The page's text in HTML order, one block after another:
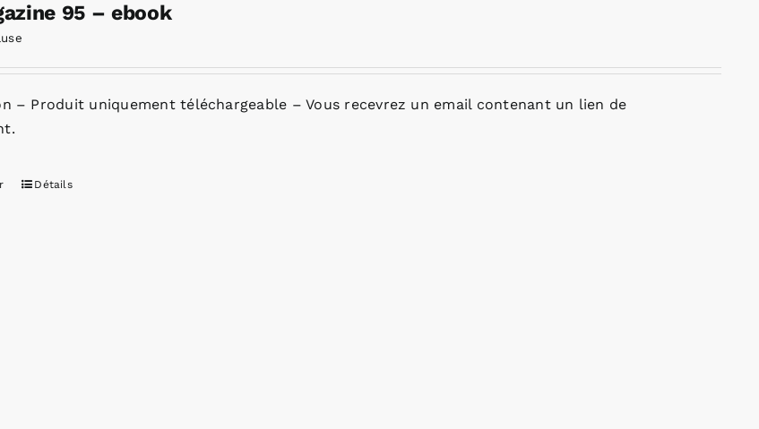
95 – ebook
– Produit uniquement téléchargeable – Vous recevrez un email contenant un lien de
Détails